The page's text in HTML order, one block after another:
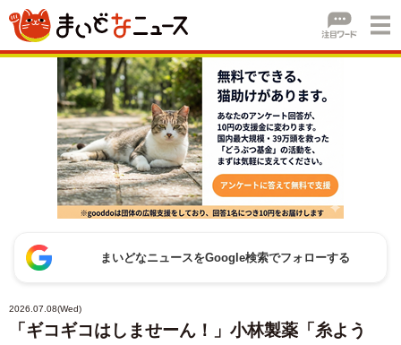
まいどなニュースをGoogle検索でフォローする
2026.07.08(Wed)
「ギコギコはしませーん！」小林製薬「糸よう